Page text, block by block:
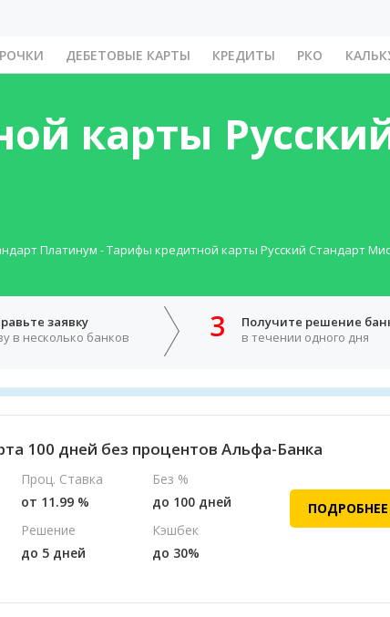
ДЕБЕТОВЫЕ КАРТЫ КРЕДИТЫ РКО
карты
Платинум -Тарифы кредитной карты Русский Стандарт
заявку
в несколько банков
3
Получите решение
в течении одного дня
100 дней без процентов Альфа-Банка
Проц. Ставка
от 11.99 %
Без %
до 100 дней
Решение
до 5 дней
Кэшбек
до 30%
ПОДРОБНЕЕ